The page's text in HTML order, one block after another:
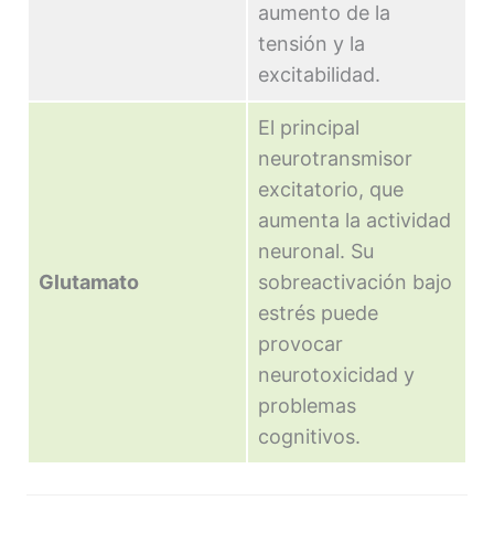
aumento de la
tensión y la
excitabilidad.
Glutamato
El principal
neurotransmisor
excitatorio, que
aumenta la actividad
neuronal. Su
sobreactivación bajo
estrés puede
provocar
neurotoxicidad y
problemas
cognitivos.